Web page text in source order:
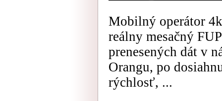
Mobilný operátor
reálny mesačný
prenesených dát v
Orangu, po
rýchlosť, ...